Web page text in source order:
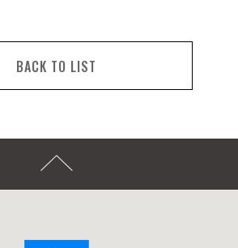
BACK TO LIST